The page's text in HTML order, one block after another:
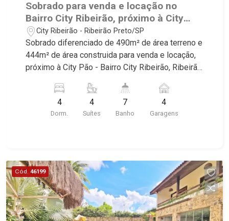
Sobrado para venda e locação no
Bairro City Ribeirão, próximo à City
Pão - Ribeirão Preto/SP.
City Ribeirão - Ribeirão Preto/SP
Sobrado diferenciado de 490m² de área terreno e
444m² de área construida para venda e locação,
próximo à City Pão - Bairro City Ribeirão, Ribeirão
imóvel que a Martinelli Imobiliária selecionou
para você: - 490m² de área terreno e 444m² de
área construida - 4 suítes com armários e ar-
Banheiro de serviço - Sacada - Edícula com 1
suíte - Varanda gourmet com churrasqueira -
Piscina - Vestiário - Quintal - Corredor lateral -
Paisagismo - Iluminação - Rico em armários - 4
vagas - Fino acabamento - Alto padrão Martinelli
4
Dorm.
4
Suítes
7
Banho
4
Garagens
Cód. 46199